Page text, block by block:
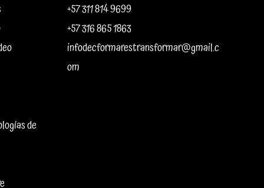
de
+57 311 814 9699
+57 316 865 1863
infodecformarestransformar@gmail.c
om